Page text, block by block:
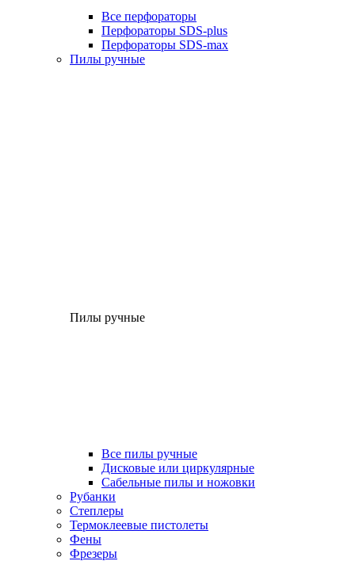
Все перфораторы
Перфораторы SDS-plus
Перфораторы SDS-max
Пилы ручные
Пилы ручные
Все пилы ручные
Дисковые или циркулярные
Сабельные пилы и ножовки
Рубанки
Степлеры
Термоклеевые пистолеты
Фены
Фрезеры